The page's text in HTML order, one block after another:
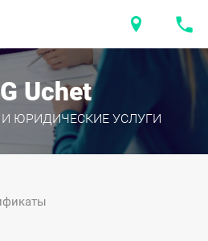
Uchet
И ЮРИДИЧЕСКИЕ УСЛУГИ